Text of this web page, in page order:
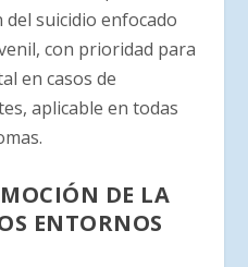
suicidio enfocado
con prioridad para
en casos de
aplicable en todas
DE LA
ENTORNOS